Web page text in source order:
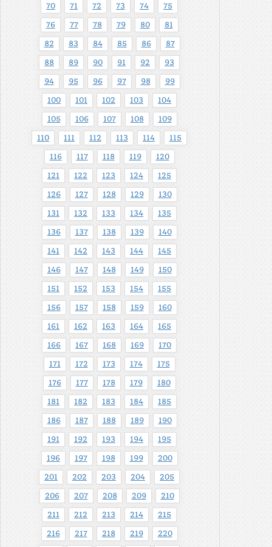
70 71 72 73 74 75
76 77 78 79 80 81
82 83 84 85 86 87
88 89 90 91 92 93
94 95 96 97 98 99
100 101 102 103 104
105 106 107 108 109
110 111 112 113 114 115
116 117 118 119 120
121 122 123 124 125
126 127 128 129 130
131 132 133 134 135
136 137 138 139 140
141 142 143 144 145
146 147 148 149 150
151 152 153 154 155
156 157 158 159 160
161 162 163 164 165
166 167 168 169 170
171 172 173 174 175
176 177 178 179 180
181 182 183 184 185
186 187 188 189 190
191 192 193 194 195
196 197 198 199 200
201 202 203 204 205
206 207 208 209 210
211 212 213 214 215
216 217 218 219 220